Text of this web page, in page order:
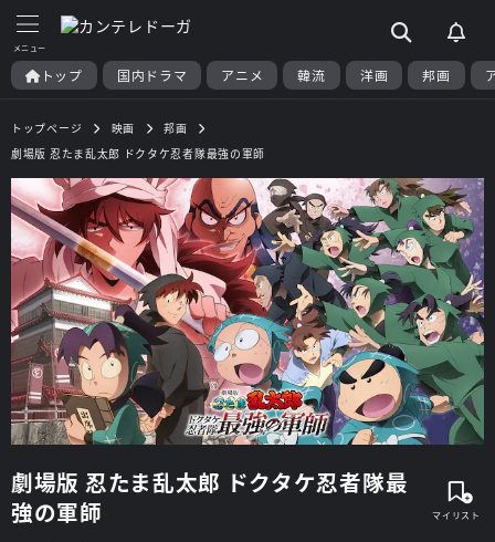
トップ 国内ドラマ アニメ 韓流 洋画 邦画
トップページ 映画
邦画
劇場版 忍たま乱太郎 ドクタケ忍者隊最強の軍師
劇場版 忍たま乱太郎 ドクタケ忍者隊最
強の軍師